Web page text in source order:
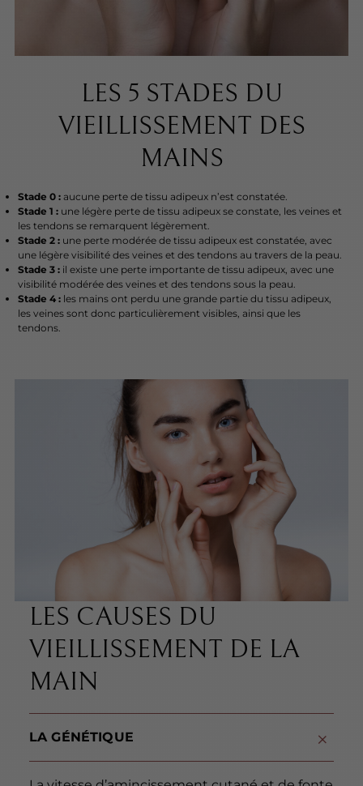
LES 5 STADES DU
VIEILLISSEMENT DES
MAINS
Stade 0 : aucune perte de tissu adipeux n’est constatée.
Stade 1 : une légère perte de tissu adipeux se constate, les veines et
les tendons se remarquent légèrement.
Stade 2 : une perte modérée de tissu adipeux est constatée, avec
une légère visibilité des veines et des tendons au travers de la peau.
Stade 3 : il existe une perte importante de tissu adipeux, avec une
visibilité modérée des veines et des tendons sous la peau.
Stade 4 : les mains ont perdu une grande partie du tissu adipeux,
les veines sont donc particulièrement visibles, ainsi que les
tendons.
LES CAUSES DU
VIEILLISSEMENT DE LA
MAIN
LA GÉNÉTIQUE